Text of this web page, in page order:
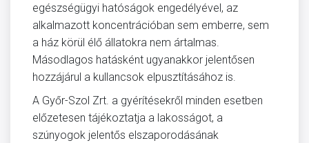
egészségügyi hatóságok engedélyével, az
alkalmazott koncentrációban sem emberre, sem
a ház körül élő állatokra nem ártalmas.
Másodlagos hatásként ugyanakkor jelentősen
hozzájárul a kullancsok elpusztításához is.
A Győr-Szol Zrt. a gyérítésekről minden esetben
előzetesen tájékoztatja a lakosságot, a
szúnyogok jelentős elszaporodásának